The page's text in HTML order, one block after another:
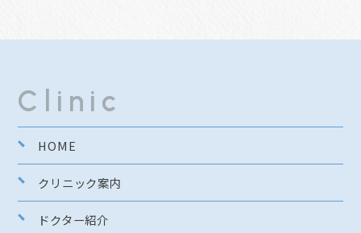
Clinic
HOME
クリニック案内
ドクター紹介